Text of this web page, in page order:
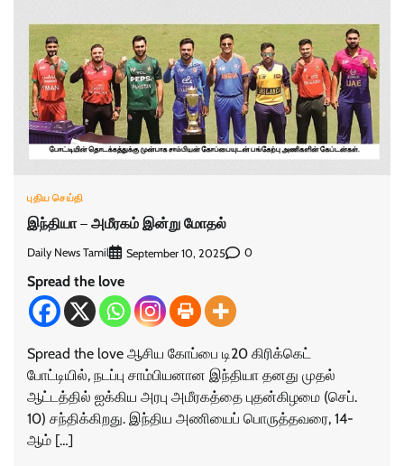
புதிய செய்தி
இந்தியா – அமீரகம் இன்று மோதல்
Daily News Tamil September 10, 2025 0
Spread the love
Spread the love ஆசிய கோப்பை டி20 கிரிக்கெட்
போட்டியில், நடப்பு சாம்பியனான இந்தியா தனது முதல்
ஆட்டத்தில் ஐக்கிய அரபு அமீரகத்தை புதன்கிழமை (செப்.
10) சந்திக்கிறது. இந்திய அணியைப் பொருத்தவரை, 14-
ஆம் […]